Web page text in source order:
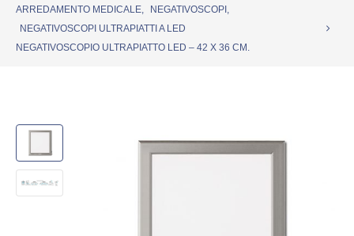
ARREDAMENTO MEDICALE, NEGATIVOSCOPI ,
NEGATIVOSCOPI ULTRAPIATTI A LED
NEGATIVOSCOPIO ULTRAPIATTO LED – 42 X 36 CM.